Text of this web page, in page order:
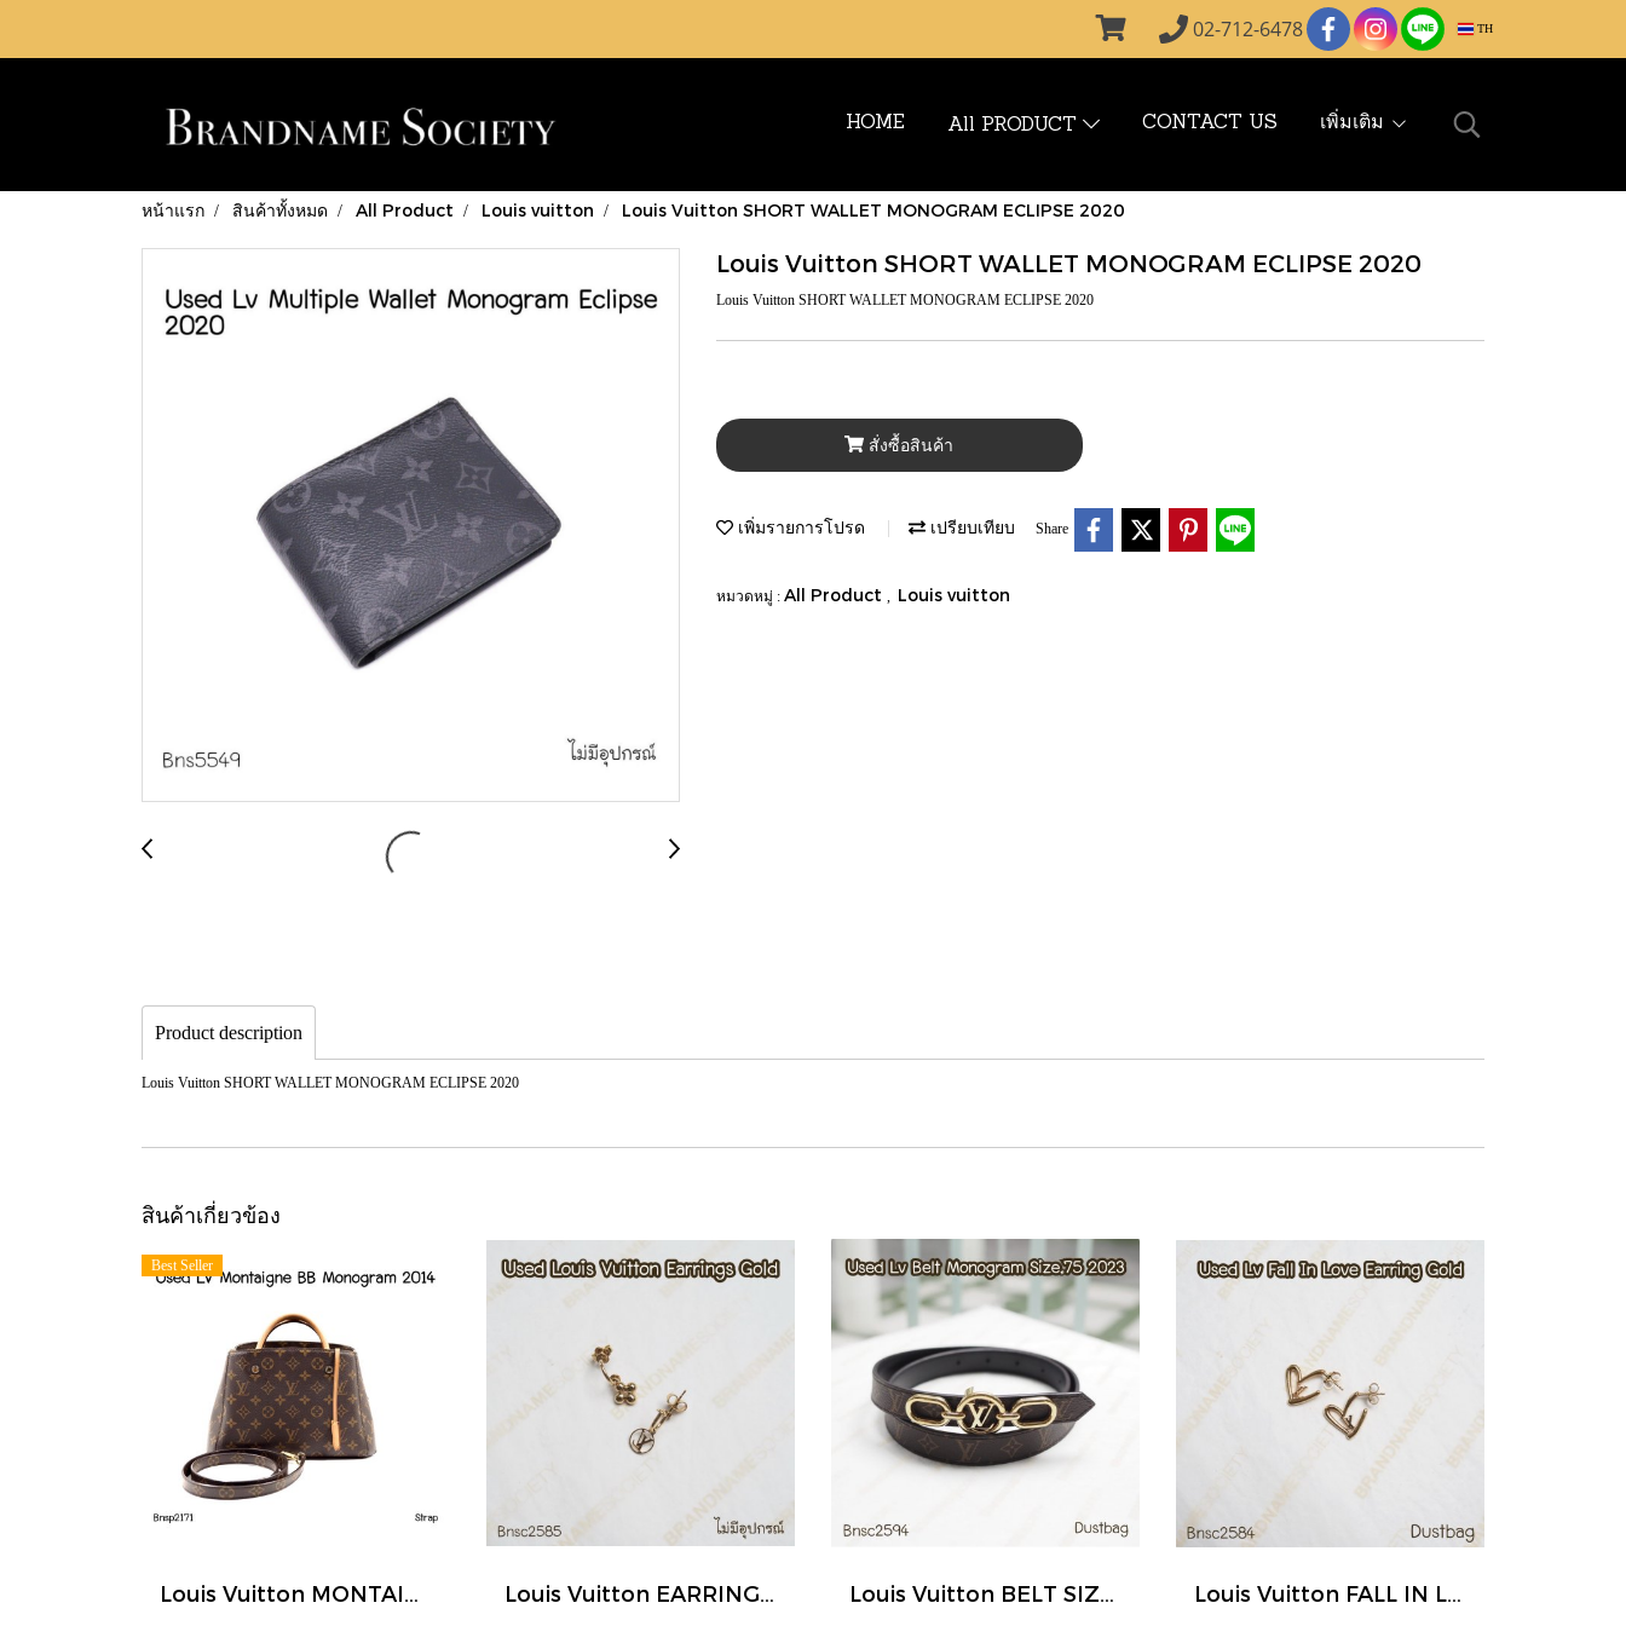
02-712-6478 TH
HOME All PRODUCT CONTACT US เพิ่มเติม
หน้าแรก สินค้าทั้งหมด All Product Louis vuitton Louis Vuitton SHORT WALLET MONOGRAM ECLIPSE 2020
Louis Vuitton SHORT WALLET MONOGRAM ECLIPSE 2020
Louis Vuitton SHORT WALLET MONOGRAM ECLIPSE 2020
สั่งซื้อสินค้า
เพิ่มรายการโปรด เปรียบเทียบ Share
หมวดหมู่ : All Product Louis vuitton
Product description
Louis Vuitton SHORT WALLET MONOGRAM ECLIPSE 2020
สินค้าเกี่ยวข้อง
Best Seller